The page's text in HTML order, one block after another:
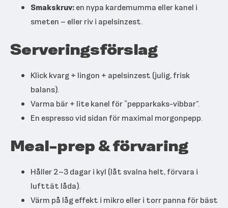
Smakskruv:en nypa kardemumma eller kanel i
smeten – eller riv i apelsinzest.
Serveringsförslag
Klick kvarg + lingon + apelsinzest (julig, frisk
balans).
Varma bär + lite kanel för “pepparkaks-vibbar”.
En espresso vid sidan för maximal morgonpepp.
Meal-prep & förvaring
Håller 2–3 dagar i kyl (låt svalna helt, förvara i
lufttät låda).
Värm på låg effekt i mikro eller i torr panna för bäst